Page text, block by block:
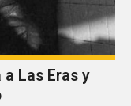
Las Eras y